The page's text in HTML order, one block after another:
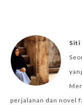
Siti
perjalanan dan novel